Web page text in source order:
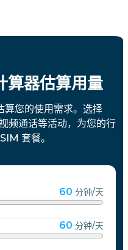
算器估算用量
您的使用需求。选择
频通话等活动，为您的行
套餐。
60 分钟/天
60 分钟/天